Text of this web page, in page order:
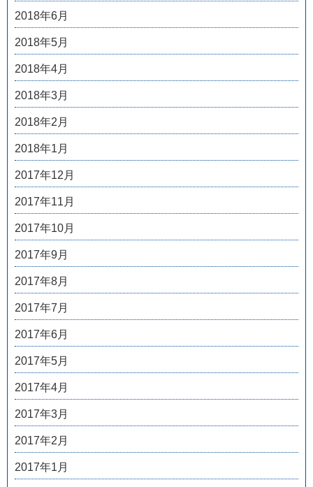
2018年6月
2018年5月
2018年4月
2018年3月
2018年2月
2018年1月
2017年12月
2017年11月
2017年10月
2017年9月
2017年8月
2017年7月
2017年6月
2017年5月
2017年4月
2017年3月
2017年2月
2017年1月